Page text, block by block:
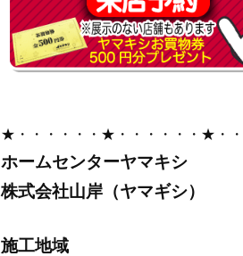
★・・・・・・★・・・・・・★・
ホームセンターヤマキシ
株式会社山岸（ヤマギシ）
施工地域